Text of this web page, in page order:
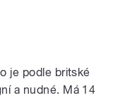
je podle britské
a nudné. Má 14